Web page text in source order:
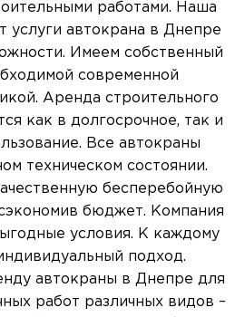
работами. Наша
услуги автокрана в Днепре
Имеем собственный
современной
Аренда строительного
как в долгосрочное, так и
Все автокраны
техническом состоянии.
бесперебойную
бюджет. Компания
условия. К каждому
подход.
автокраны в Днепре для
работ различных видов –